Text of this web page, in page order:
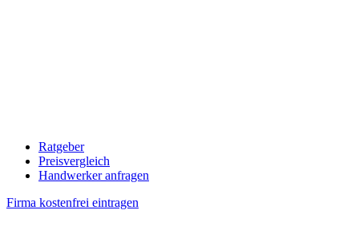
Ratgeber
Preisvergleich
Handwerker anfragen
Firma kostenfrei eintragen